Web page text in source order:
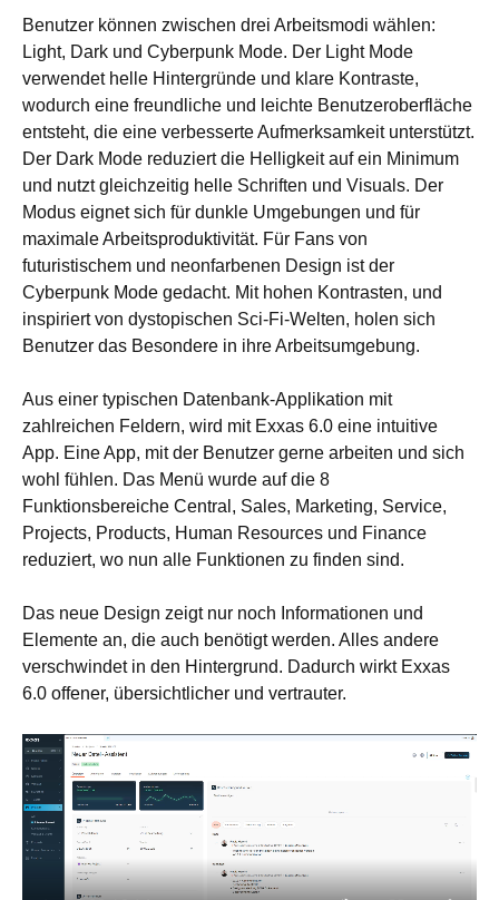
Benutzer können zwischen drei Arbeitsmodi wählen:
Light, Dark und Cyberpunk Mode. Der Light Mode
verwendet helle Hintergründe und klare Kontraste,
wodurch eine freundliche und leichte Benutzeroberfläche
entsteht, die eine verbesserte Aufmerksamkeit unterstützt.
Der Dark Mode reduziert die Helligkeit auf ein Minimum
und nutzt gleichzeitig helle Schriften und Visuals. Der
Modus eignet sich für dunkle Umgebungen und für
maximale Arbeitsproduktivität. Für Fans von
futuristischem und neonfarbenen Design ist der
Cyberpunk Mode gedacht. Mit hohen Kontrasten, und
inspiriert von dystopischen Sci-Fi-Welten, holen sich
Benutzer das Besondere in ihre Arbeitsumgebung.
Aus einer typischen Datenbank-Applikation mit
zahlreichen Feldern, wird mit Exxas 6.0 eine intuitive
App. Eine App, mit der Benutzer gerne arbeiten und sich
wohl fühlen. Das Menü wurde auf die 8
Funktionsbereiche Central, Sales, Marketing, Service,
Projects, Products, Human Resources und Finance
reduziert, wo nun alle Funktionen zu finden sind.
Das neue Design zeigt nur noch Informationen und
Elemente an, die auch benötigt werden. Alles andere
verschwindet in den Hintergrund. Dadurch wirkt Exxas
6.0 offener, übersichtlicher und vertrauter.